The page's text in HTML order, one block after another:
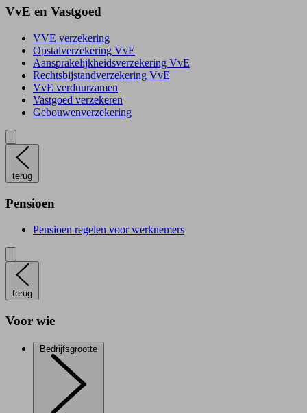
VvE en Vastgoed
VVE verzekering
Opstalverzekering VvE
Aansprakelijkheidsverzekering VvE
Rechtsbijstandverzekering VvE
VvE verduurzamen
Vastgoed verzekeren
Gebouwenverzekering
terug
Pensioen
Pensioen regelen voor werknemers
terug
Voor wie
Bedrijfsgrootte